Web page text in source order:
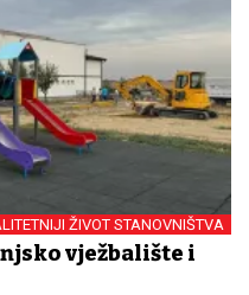
ŽIVOT STANOVNIŠTVA
vježbalište i